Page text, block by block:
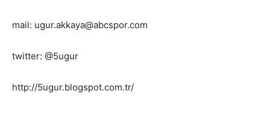
mail: ugur.akkaya@abcspor.com
twitter: @5ugur
http://5ugur.blogspot.com.tr/